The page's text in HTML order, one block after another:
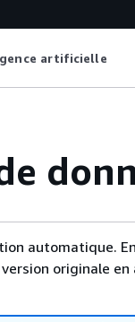
artificielle
automatique.
originale en